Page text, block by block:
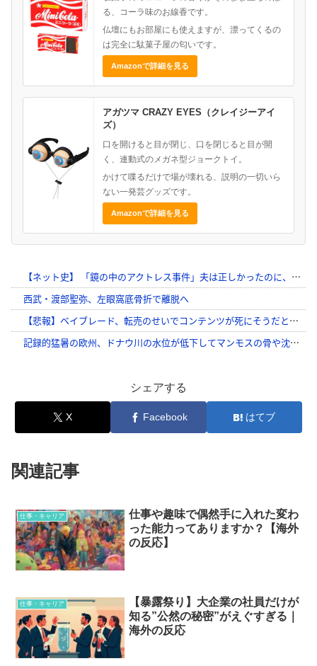
る、コーラ味のお線香です。
仏壇にもお部屋にも使えますが、漂ってくるの
は完全に駄菓子屋の匂いです。
Amazonで詳細を見る
アガツマ CRAZY EYES（クレイジーアイ
ズ）
口を開けると目が閉じ、口を閉じると目が開
く、連動式のメガネ型ジョークトイ。
かけて喋るだけで場が壊れる、説明の一切いら
ない一発芸グッズです。
Amazonで詳細を見る
シェアする
X Facebook はてブ
関連記事
仕事・キャリア
仕事や趣味で偶然手に入れた変わ
った能力ってありますか？【海外
の反応】
仕事・キャリア
【暴露祭り】大企業の社員だけが
知る”公然の秘密”がえぐすぎる｜
海外の反応